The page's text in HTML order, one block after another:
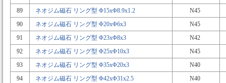
89
ネオジム磁石 リング型 Φ15xΦ8.9x1.2
N45
90
ネオジム磁石 リング型 Φ20xΦ6x3
N45
91
ネオジム磁石 リング型 Φ23xΦ8x3
N42
92
ネオジム磁石 リング型 Φ25xΦ10x3
N45
93
ネオジム磁石 リング型 Φ35xΦ20x3
N40
94
ネオジム磁石 リング型 Φ42xΦ31x2.5
N40